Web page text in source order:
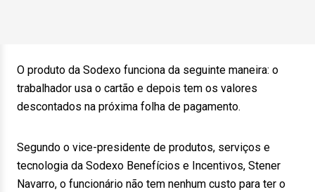
O produto da Sodexo funciona da seguinte maneira: o
trabalhador usa o cartão e depois tem os valores
descontados na próxima folha de pagamento.
Segundo o vice-presidente de produtos, serviços e
tecnologia da Sodexo Benefícios e Incentivos, Stener
Navarro, o funcionário não tem nenhum custo para ter o